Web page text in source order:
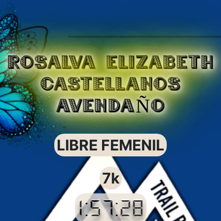
ROSALVA ELIZABETH
CASTELLANOS
AVENDAÑO
LIBRE FEMENIL
7k
1:57:28